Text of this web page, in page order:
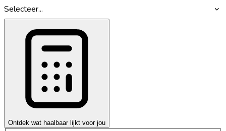
Selecteer...
Ontdek wat haalbaar lijkt voor jou